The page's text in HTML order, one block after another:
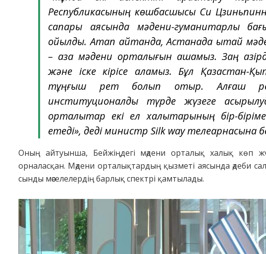
Республикасының көшбасшысы Си
сапары аясында мәдени-гуманитарлық
қойылды. Атап айтқанда, Астанада қытай
– қазақ мәдени орталығын ашамыз. Заң
және іске кірісе аламыз. Бұл Қазақстан-
тұңғыш рет болып отыр. Алғаш
институционалды түрде жүзеге
орталықтар екі ел халықтарының бір-
етеді», деді министр Silk way телеарнасына
Оның айтуынша, Бейжіңдегі мәдени орталық халық көп
орналасқан. Мәдени орталықтардың қызметі аясында әдеби
сынды мәселелердің барлық спектрі қамтылады.